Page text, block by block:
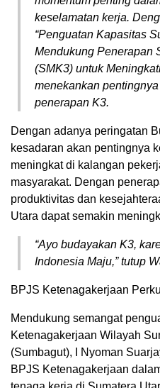
keselamatan kerja.
“Penguatan Kapasitas
Mendukung Penerapan
(SMK3) untuk
menekankan
penerapan K3.
Dengan adanya peringatan
kesadaran akan pentingnya
meningkat di kalangan
masyarakat. Dengan
produktivitas dan
Utara dapat semakin
“Ayo budayakan K3,
Indonesia Maju,” tutup
BPJS Ketenagakerjaan
Mendukung semangat
Ketenagakerjaan Wilayah
(Sumbagut), I Nyoman
BPJS Ketenagakerjaan